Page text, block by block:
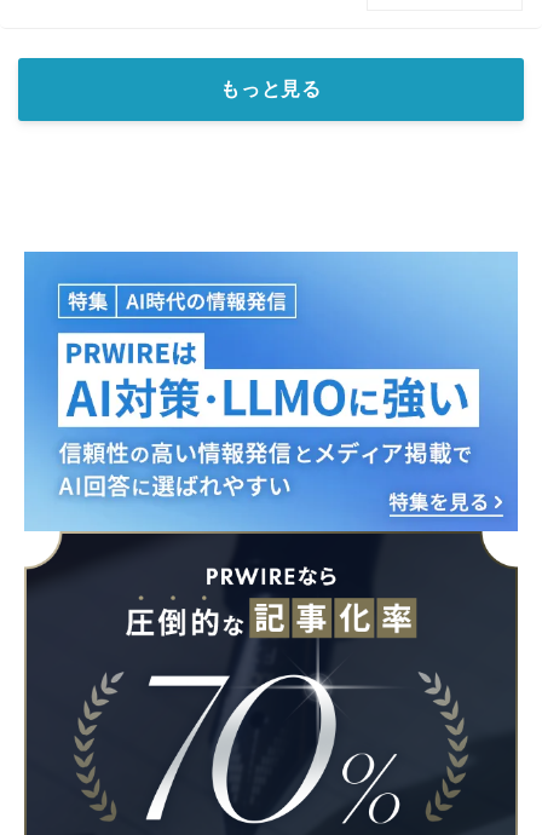
もっと見る